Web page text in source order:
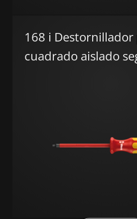
168 i Destornillador
cuadrado aislado